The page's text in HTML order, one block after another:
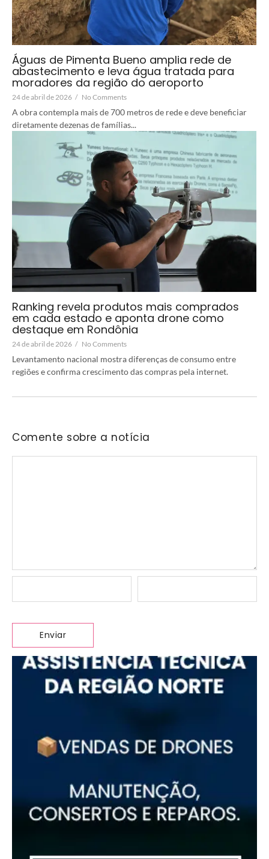
Águas de Pimenta Bueno amplia rede de
abastecimento e leva água tratada para
moradores da região do aeroporto
24 de abril de 2026 / No Comments
A obra contempla mais de 700 metros de rede e deve beneficiar
diretamente dezenas de famílias...
Ranking revela produtos mais comprados
em cada estado e aponta drone como
destaque em Rondônia
24 de abril de 2026 / No Comments
Levantamento nacional mostra diferenças de consumo entre
regiões e confirma crescimento das compras pela internet.
Comente sobre a notícia